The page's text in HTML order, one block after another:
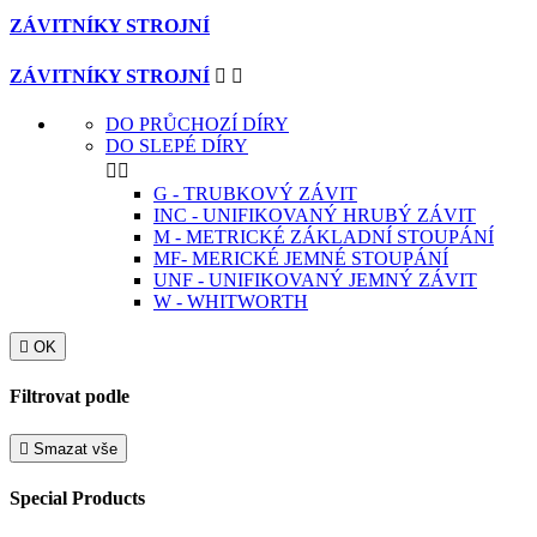
ZÁVITNÍKY STROJNÍ
ZÁVITNÍKY STROJNÍ  
DO PRŮCHOZÍ DÍRY
DO SLEPÉ DÍRY
 
G - TRUBKOVÝ ZÁVIT
INC - UNIFIKOVANÝ HRUBÝ ZÁVIT
M - METRICKÉ ZÁKLADNÍ STOUPÁNÍ
MF- MERICKÉ JEMNÉ STOUPÁNÍ
UNF - UNIFIKOVANÝ JEMNÝ ZÁVIT
W - WHITWORTH
 OK
Filtrovat podle
 Smazat vše
Special Products